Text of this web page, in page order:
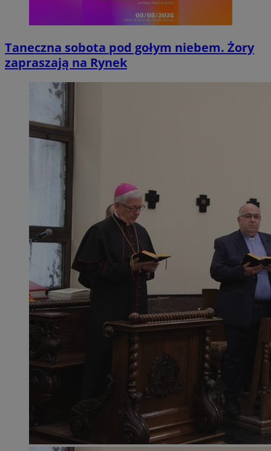
Taneczna sobota pod gołym niebem. Żory
zapraszają na Rynek